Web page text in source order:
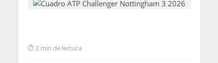
2 min de lectura